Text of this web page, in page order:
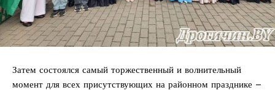
Затем состоялся самый торжественный и волнительный
момент для всех присутствующих на районном празднике –